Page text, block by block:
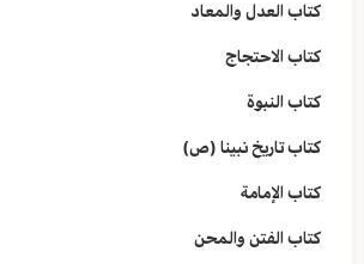
كتاب العدل والمعاد
كتاب الاحتجاج
كتاب النبوة
كتاب تاريخ نبينا (ص)
كتاب الإمامة
كتاب الفتن والمحن